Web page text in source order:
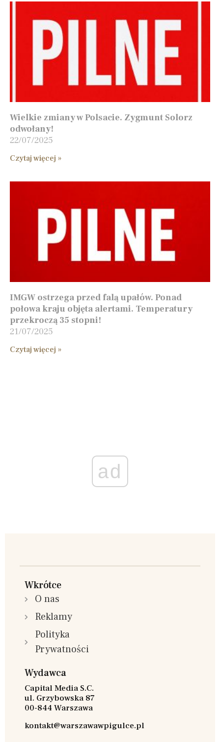
Wielkie zmiany w Polsacie. Zygmunt Solorz
odwołany!
22/07/2025
Czytaj więcej »
IMGW ostrzega przed falą upałów. Ponad
połowa kraju objęta alertami. Temperatury
przekroczą 35 stopni!
21/07/2025
Czytaj więcej »
ad
Wkrótce
O nas
Reklamy
Polityka
Prywatności
Wydawca
Capital Media S.C.
ul. Grzybowska 87
00-844 Warszawa
kontakt@warszawawpigulce.pl